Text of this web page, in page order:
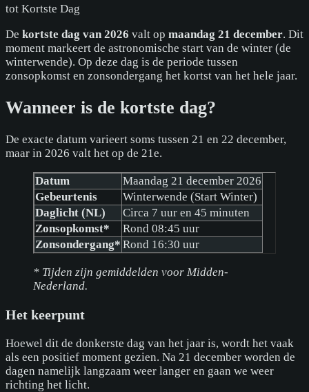
tot Kortste Dag
De kortste dag van 2026 valt op maandag 21 december. Dit
moment markeert de astronomische start van de winter (de
winterwende). Op deze dag is de periode tussen
zonsopkomst en zonsondergang het kortst van het hele jaar.
Wanneer is de kortste dag?
De exacte datum varieert soms tussen 21 en 22 december,
maar in 2026 valt het op de 21e.
Datum
Maandag 21 december 2026
Gebeurtenis
Winterwende (Start Winter)
Daglicht (NL)
Circa 7 uur en 45 minuten
Zonsopkomst*
Rond 08:45 uur
Zonsondergang* Rond 16:30 uur
* Tijden zijn gemiddelden voor Midden-
Nederland.
Het keerpunt
Hoewel dit de donkerste dag van het jaar is, wordt het vaak
als een positief moment gezien. Na 21 december worden de
dagen namelijk langzaam weer langer en gaan we weer
richting het licht.